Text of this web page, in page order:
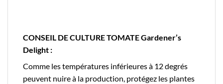
CONSEIL DE CULTURE TOMATE Gardener’s
Delight :
Comme les températures inférieures à 12 degrés
peuvent nuire à la production, protégez les plantes